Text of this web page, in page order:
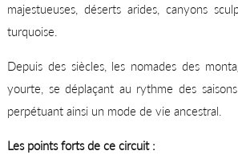
majestueuses, déserts arides, canyons
turquoise.
Depuis des siècles, les nomades des
yourte, se déplaçant au rythme des saisons
perpétuant ainsi un mode de vie ancestral.
Les points forts de ce circuit :